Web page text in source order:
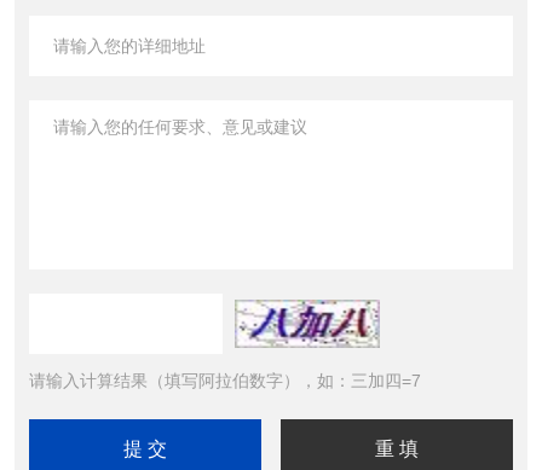
请输入计算结果（填写阿拉伯数字），如：三加四=7